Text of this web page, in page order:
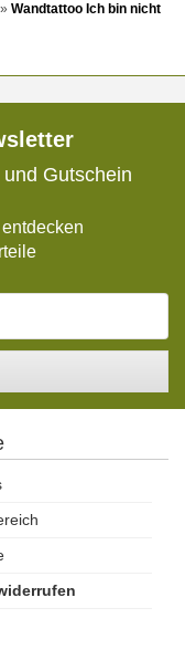
» Wandtattoo Ich bin nicht
Gutschein